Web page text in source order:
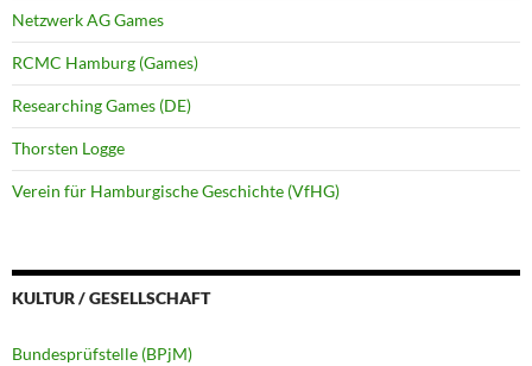
Netzwerk AG Games
RCMC Hamburg (Games)
Researching Games (DE)
Thorsten Logge
Verein für Hamburgische Geschichte (VfHG)
KULTUR / GESELLSCHAFT
Bundesprüfstelle (BPjM)